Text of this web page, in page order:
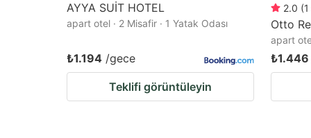
AYYA SUİT HOTEL
apart otel · 2 Misafir · 1 Yatak Odası
₺1.194 /gece
Teklifi görüntüleyin
2.0 (1
Otto
apart
₺1.446